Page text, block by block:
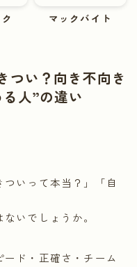
マックバイト
つい？向き不向き
人”の違い
ついって本当？」「自
いでしょうか。
ド・正確さ・チーム